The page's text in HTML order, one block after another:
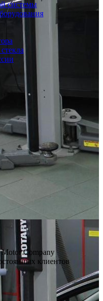
системы
Motor Company
клиентов